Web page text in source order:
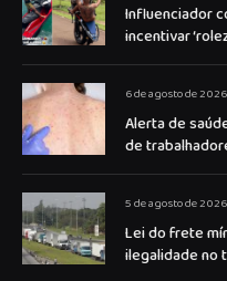
Influenciador
incentivar
6 de agosto de 2026
Alerta de
de
5 de agosto de 2026
Lei do frete
ilegalidade no